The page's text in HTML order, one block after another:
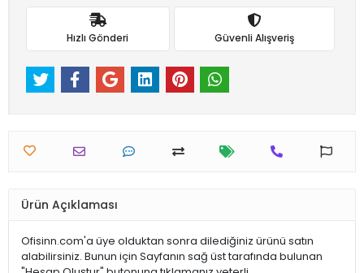
Hızlı Gönderi Güvenli Alışveriş
Ürün Açıklaması
Ofisinn.com'a üye olduktan sonra dilediğiniz ürünü satın
alabilirsiniz. Bunun için Sayfanın sağ üst tarafında bulunan